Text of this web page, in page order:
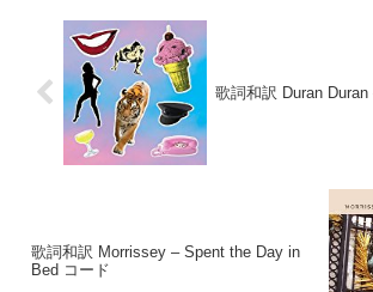
歌詞和訳 Duran
歌詞和訳 Morrissey – Spent the Day in
Bed コード